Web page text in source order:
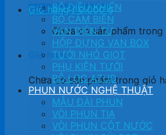
Giỏ hàng /0.000₫
Chưa có sản phẩm trong
Giỏ hàng
Chưa có sản phẩm trong giỏ
BỘ ĐIỀU KHIỂN
BỘ CẢM BIẾN
VAN ĐIỆN TỪ
HỘP ĐỰNG VAN BOX
TƯỚI NHỎ GIỌT
PHỤ KIỆN TƯỚI
BỘ LỌC AZUD
PHUN NƯỚC NGHỆ THUẬT
MẪU ĐÀI PHUN
VÒI PHUN TIA
VÒI PHUN CỘT NƯỚC